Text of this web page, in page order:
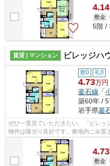
4.14
敷金
5階 /
賃貸 | マンション ビレッジハ
敷0 礼0
4.73万円
釜石線 「
築60年 /
岩手県釜
ぜひ一度見ていただきたい、「ビレッ
物件は陽当り良好です。敷地内ごみ置
全く違います。防犯対策もバッチリなマ
4.73
敷金